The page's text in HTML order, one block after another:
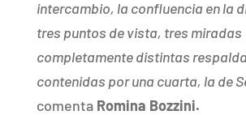
intercambio, la confluencia en la
tres puntos de vista, tres miradas
completamente distintas
contenidas por una cuarta, la de
comenta Romina Bozzini.